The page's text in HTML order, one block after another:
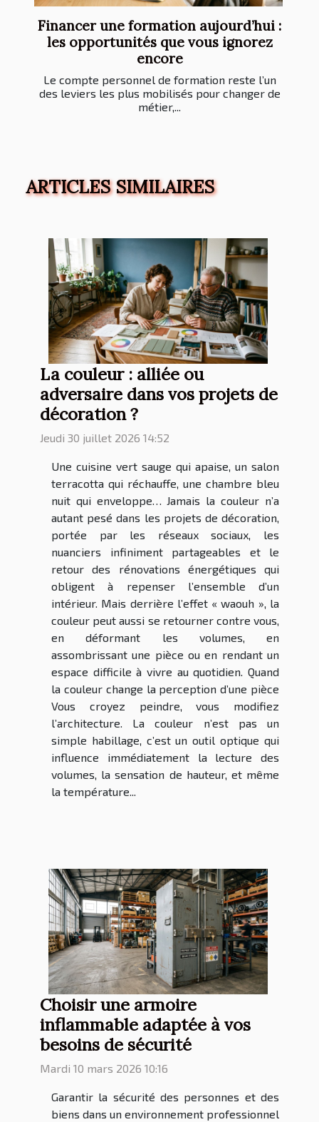
Financer une formation aujourd’hui :
les opportunités que vous ignorez
encore
Le compte personnel de formation reste l’un
des leviers les plus mobilisés pour changer de
métier,...
ARTICLES SIMILAIRES
La couleur : alliée ou
adversaire dans vos projets de
décoration ?
Jeudi 30 juillet 2026 14:52
Une cuisine vert sauge qui apaise, un salon
terracotta qui réchauffe, une chambre bleu
nuit qui enveloppe… Jamais la couleur n’a
autant pesé dans les projets de décoration,
portée par les réseaux sociaux, les
nuanciers infiniment partageables et le
retour des rénovations énergétiques qui
obligent à repenser l’ensemble d’un
intérieur. Mais derrière l’effet « waouh », la
couleur peut aussi se retourner contre vous,
en déformant les volumes, en
assombrissant une pièce ou en rendant un
espace difficile à vivre au quotidien. Quand
la couleur change la perception d’une pièce
Vous croyez peindre, vous modifiez
l’architecture. La couleur n’est pas un
simple habillage, c’est un outil optique qui
influence immédiatement la lecture des
volumes, la sensation de hauteur, et même
la température...
Choisir une armoire
inflammable adaptée à vos
besoins de sécurité
Mardi 10 mars 2026 10:16
Garantir la sécurité des personnes et des
biens dans un environnement professionnel